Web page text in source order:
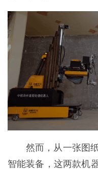
然而，从一张图
智能装备，这两款机